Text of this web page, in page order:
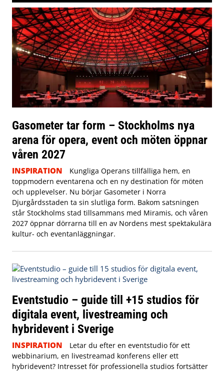
Gasometer tar form – Stockholms nya
arena för opera, event och möten öppnar
våren 2027
INSPIRATION
Kungliga Operans tillfälliga hem, en
toppmodern eventarena och en ny destination för möten
och upplevelser. Nu börjar Gasometer i Norra
Djurgårdsstaden ta sin slutliga form. Bakom satsningen
står Stockholms stad tillsammans med Miramis, och våren
2027 öppnar dörrarna till en av Nordens mest spektakulära
kultur- och eventanläggningar.
Eventstudio – guide till +15 studios för
digitala event, livestreaming och
hybridevent i Sverige
INSPIRATION
Letar du efter en eventstudio för ett
webbinarium, en livestreamad konferens eller ett
hybridevent? Intresset för professionella studios fortsätter